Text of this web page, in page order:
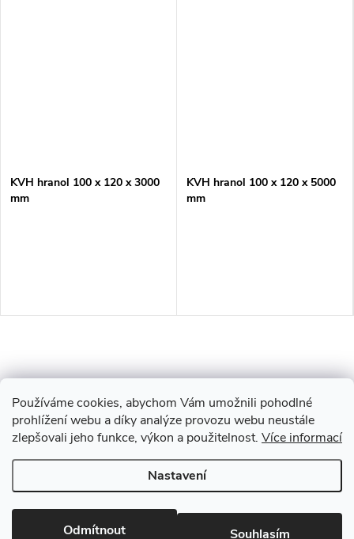
Používáme cookies, abychom Vám umožnili pohodlné
prohlížení webu a díky analýze provozu webu neustále
zlepšovali jeho funkce, výkon a použitelnost. Více informací
Nastavení
Odmítnout Souhlasím
KVH hranol 100 x 120 x 3000
mm
KVH hranol 100 x 120 x 5000
mm
Z
á
Drevobis Horoměřice. Všechna práva vyhrazena.
nastavení cookies